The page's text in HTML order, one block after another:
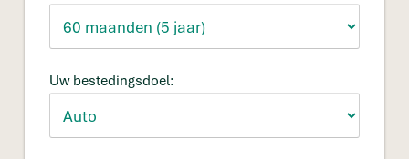
Uw bestedingsdoel: